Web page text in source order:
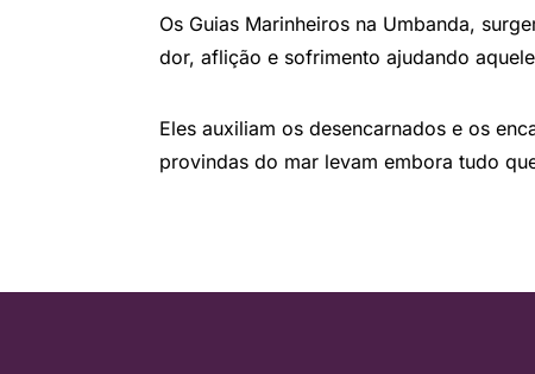
Os Guias Marinheiros na Umbanda,
dor, aflição e sofrimento ajudando
Eles auxiliam os desencarnados e os
provindas do mar levam embora tudo